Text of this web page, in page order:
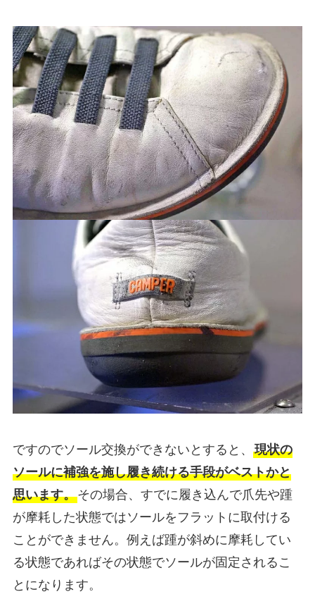
ですのでソール交換ができないとすると、 現状の
ソールに補強を施し履き続ける手段がベストかと
思います。その場合、すでに履き込んで爪先や踵
が摩耗した状態ではソールをフラットに取付ける
ことができません。例えば踵が斜めに摩耗してい
る状態であればその状態でソールが固定されるこ
とになります。